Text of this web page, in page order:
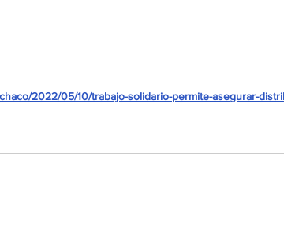
2022/05/10/trabajo-solidario-permite-asegurar-